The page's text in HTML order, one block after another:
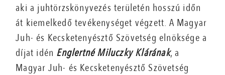
aki a juhtörzskönyvezés területén hosszú időn
át kiemelkedő tevékenységet végzett. A Magyar
Juh- és Kecsketenyésztő Szövetség elnöksége a
díjat idén Englertné Miluczky Klárának, a
Magyar Juh- és Kecsketenyésztő Szövetség